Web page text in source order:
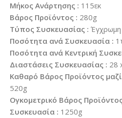
Μήκος Ανάρτησης : 115εκ
Βάρος Προϊόντος : 280g
Τύπος Συσκευασίας : Έγχρωμη
Ποσότητα ανά Συσκευασία :
Ποσότητα ανά Κεντρική
Διαστάσεις Συσκευασίας : 28
Καθαρό Βάρος Προϊόντος
520g
Ογκομετρικό Βάρος
Συσκευασία : 1250g